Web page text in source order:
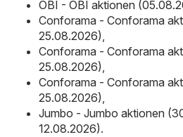
OBI - OBI aktionen
Conforama - Conforama
25.08.2026),
Conforama - Conforama
25.08.2026),
Conforama - Conforama
25.08.2026),
Jumbo - Jumbo aktionen
12.08.2026).